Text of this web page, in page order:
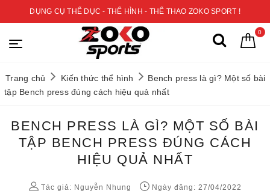
DỤNG CỤ THỂ DỤC - THỂ HÌNH - THỂ THAO ZOKO SPORT !
0
Trang chủ Kiến thức thể hình
Bench press là gì? Một số bài
tập Bench press đúng cách hiệu quả nhất
BENCH PRESS LÀ GÌ? MỘT SỐ BÀI
TẬP BENCH PRESS ĐÚNG CÁCH
HIỆU QUẢ NHẤT
Tác giả: Nguyễn Nhung Ngày đăng: 27/04/2022